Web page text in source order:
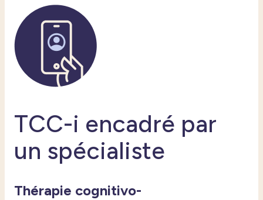
TCC-i encadré par
un spécialiste
Thérapie cognitivo-